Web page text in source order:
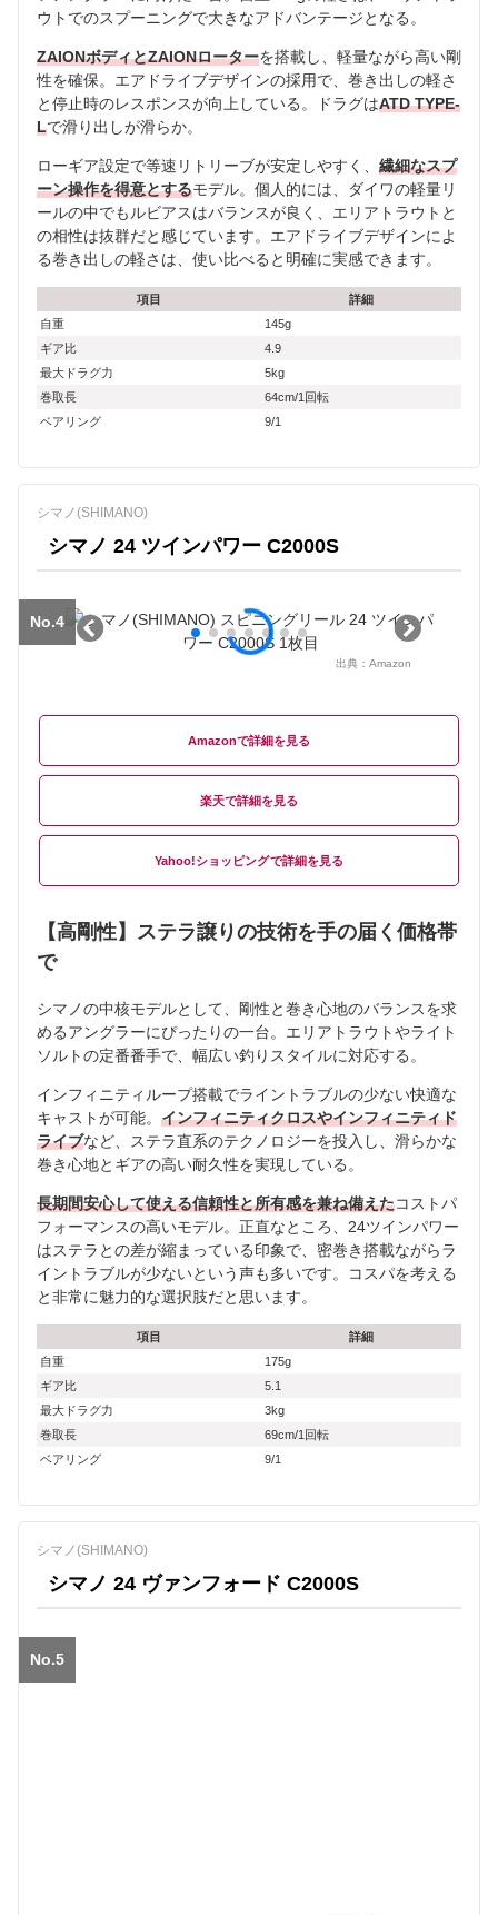
ウトでのスプーニングで大きなアドバンテージとなる。
ZAIONボディとZAIONローターを搭載し、軽量ながら高い剛
性を確保。エアドライブデザインの採用で、巻き出しの軽さ
と停止時のレスポンスが向上している。ドラグはATD TYPE-
Lで滑り出しが滑らか。
ローギア設定で等速リトリーブが安定しやすく、 繊細なスプ
ーン操作を得意とするモデル。個人的には、ダイワの軽量リ
ールの中でもルビアスはバランスが良く、エリアトラウトと
の相性は抜群だと感じています。エアドライブデザインによ
る巻き出しの軽さは、使い比べると明確に実感できます。
項目
詳細
自重
145g
ギア比
4.9
最大ドラグ力
5kg
巻取長
64cm/1回転
ベアリング
9/1
シマノ(SHIMANO)
シマノ 24 ツインパワー C2000S
No.4
出典： Amazon
Amazon
楽天
Yahoo!ショッピング
【高剛性】ステラ譲りの技術を手の届く価格帯
で
シマノの中核モデルとして、剛性と巻き心地のバランスを求
めるアングラーにぴったりの一台。エリアトラウトやライト
ソルトの定番番手で、幅広い釣りスタイルに対応する。
インフィニティループ搭載でライントラブルの少ない快適な
キャストが可能。 インフィニティクロスやインフィニティド
ライブなど、ステラ直系のテクノロジーを投入し、滑らかな
巻き心地とギアの高い耐久性を実現している。
長期間安心して使える信頼性と所有感を兼ね備えたコストパ
フォーマンスの高いモデル。正直なところ、24ツインパワー
はステラとの差が縮まっている印象で、密巻き搭載ながらラ
イントラブルが少ないという声も多いです。コスパを考える
と非常に魅力的な選択肢だと思います。
項目
詳細
自重
175g
ギア比
5.1
最大ドラグ力
3kg
巻取長
69cm/1回転
ベアリング
9/1
シマノ(SHIMANO)
シマノ 24 ヴァンフォード C2000S
No.5